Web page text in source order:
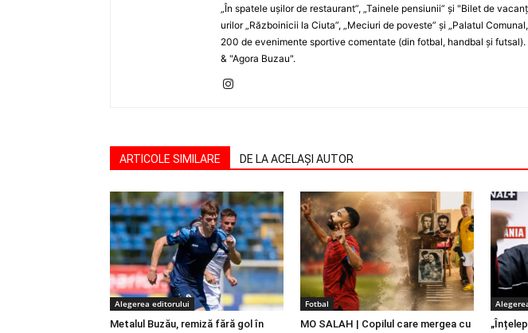
„În spatele uşilor de restaurant”, „Tainele pensiunii” şi "Bilet de
urilor „Războinicii la Ciuta”, „Meciuri de poveste” şi „Palatul
200 de evenimente sportive comentate (din fotbal, handbal şi
& "Agora Buzau".
ARTICOLE SIMILARE DE LA ACELAȘI AUTOR
Alegerea editorului
Metalul Buzău, remiză fără gol în
Fotbal
MO SALAH | Copilul care mergea cu